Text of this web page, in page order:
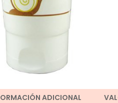
ADICIONAL